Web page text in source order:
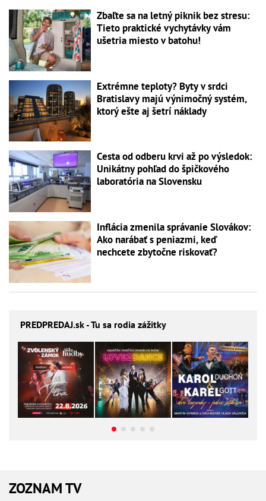
Zbaľte sa na letný piknik bez stresu:
Tieto praktické vychytávky vám
ušetria miesto v batohu!
Extrémne teploty? Byty v srdci
Bratislavy majú výnimočný systém,
ktorý ešte aj šetrí náklady
Cesta od odberu krvi až po výsledok:
Unikátny pohľad do špičkového
laboratória na Slovensku
Inflácia zmenila správanie Slovákov:
Ako narábať s peniazmi, keď
nechcete zbytočne riskovať?
PREDPREDAJ.sk - Tu sa rodia zážitky
ZOZNAM TV